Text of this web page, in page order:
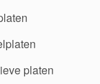
platen